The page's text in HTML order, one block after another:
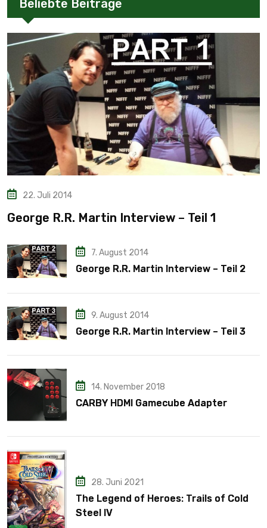
Beliebte Beiträge
22. Juli 2014
George R.R. Martin Interview – Teil 1
7. August 2014
George R.R. Martin Interview – Teil 2
9. August 2014
George R.R. Martin Interview – Teil 3
14. November 2018
CARBY HDMI Gamecube Adapter
28. Juni 2021
The Legend of Heroes: Trails of Cold
Steel IV